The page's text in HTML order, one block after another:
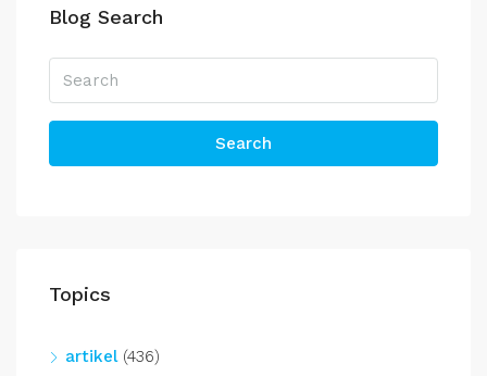
Blog Search
Search
Topics
artikel(436)